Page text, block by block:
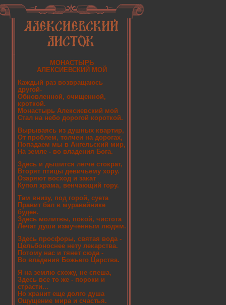
МОНАСТЫРЬ
АЛЕКСИЕВСКИЙ МОЙ
Каждый раз возвращаюсь
другой-
Обновленной, очищенной,
кроткой.
Монастырь Алексиевский мой
Стал на небо дорогой короткой.
Вырываясь из душных квартир,
От проблем, толчеи на дорогах,
Попадаем мы в Ангельский мир,
На земле - во владения Бога.
Здесь и дышится легче стократ,
Вторят птицы девичьему хору.
Озаряют восход и закат
Купол храма, венчающий гору.
Там внизу, под горой, суета
Правит бал в муравейнике
буден.
Здесь молитвы, покой, чистота
Лечат души измученным людям.
Здесь просфоры, святая вода -
Цельбоноснее нету лекарства.
Потому нас и тянет сюда -
Во владения Божьего Царства.
Я на землю схожу, не спеша,
Здесь все то же - пороки и
страсти...
Но хранит еще долго душа
Ощущение мира и счастья.